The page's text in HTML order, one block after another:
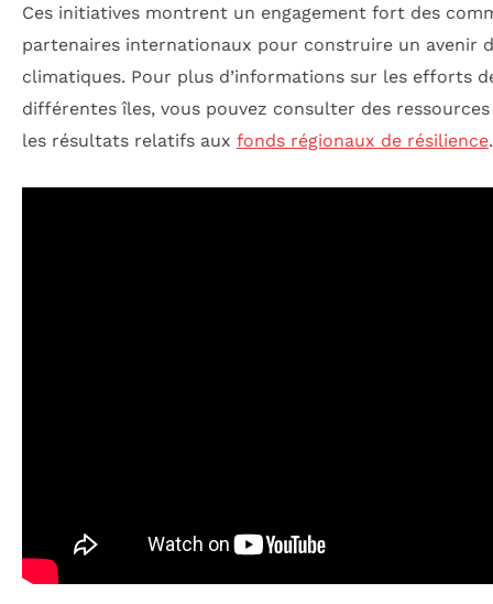
Ces initiatives montrent un engagement fort des
partenaires internationaux pour construire un avenir
climatiques. Pour plus d’informations sur les efforts
différentes îles, vous pouvez consulter des
les résultats relatifs aux fonds régionaux de résilience.